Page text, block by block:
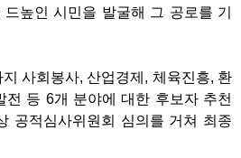
높인 시민을 발굴해 그 공로를 기
사회봉사, 산업경제, 체육진흥, 환
전 등 6개 분야에 대한 후보자 추천
공적심사위원회 심의를 거쳐 최종